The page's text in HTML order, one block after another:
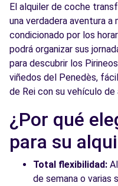
Ver agencia
Free2Move Rent -
Badal - Barcelona (P)
BADAL, 81
Ver agencia
Free2Move Rent -
Barcelona (O)
El alquiler de coche
una verdadera aventura a
condicionado por los
podrá organizar sus
para descubrir los
viñedos del Penedès,
de Rei con su vehículo de
¿Por qué
para su
Total flexibilidad:
de semana o varias